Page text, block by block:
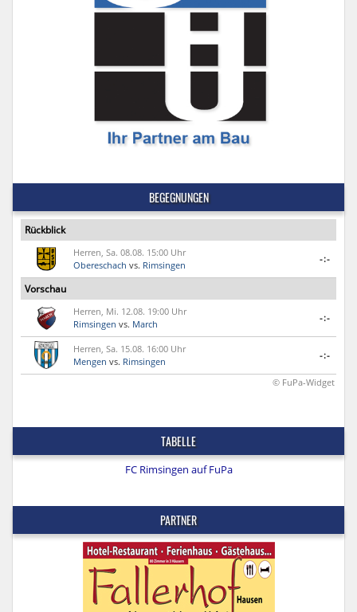
BEGEGNUNGEN
Rückblick
Herren, Sa. 08.08. 15:00 Uhr
Obereschach vs. Rimsingen
-:-
Vorschau
Herren, Mi. 12.08. 19:00 Uhr
Rimsingen vs. March
-:-
Herren, Sa. 15.08. 16:00 Uhr
Mengen vs. Rimsingen
-:-
© FuPa-Widget
TABELLE
FC Rimsingen auf FuPa
PARTNER